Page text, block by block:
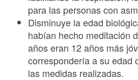
para las personas con
Disminuye la edad
habían hecho meditación
años eran 12 años más
correspondería a su edad
las medidas realizadas.